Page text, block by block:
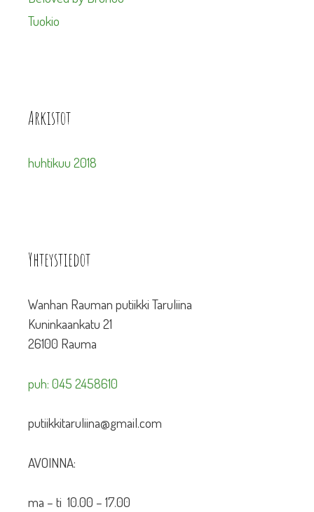
Tuokio
Arkistot
huhtikuu 2018
Yhteystiedot
Wanhan Rauman putiikki Taruliina
Kuninkaankatu 21
26100 Rauma
puh: 045 2458610
putiikkitaruliina@gmail.com
AVOINNA:
ma – ti 10.00 – 17.00